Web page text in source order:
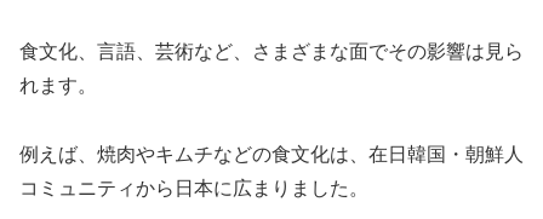
食文化、言語、芸術など、さまざまな面でその影響は見ら
れます。
例えば、焼肉やキムチなどの食文化は、在日韓国・朝鮮人
コミュニティから日本に広まりました。